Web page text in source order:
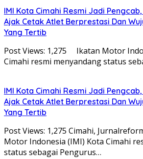
IMI Kota Cimahi Resmi Jadi
Ajak Cetak Atlet Berprestasi Dan
Yang Tertib
Post Views: 1,275 Ikatan Motor
Cimahi resmi menyandang status
IMI Kota Cimahi Resmi Jadi
Ajak Cetak Atlet Berprestasi Dan
Yang Tertib
Post Views: 1,275 Cimahi,
Motor Indonesia (IMI) Kota Cimahi
status sebagai Pengurus…